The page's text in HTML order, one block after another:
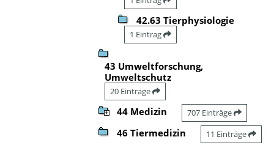
42.63 Tierphysiologie
1 Eintrag
43 Umweltforschung,
Umweltschutz
20 Einträge
44 Medizin 707 Einträge
46 Tiermedizin 11 Einträge